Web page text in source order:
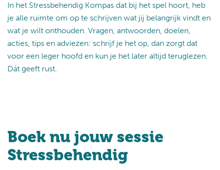
In het Stressbehendig Kompas dat bij het spel hoort, heb
je alle ruimte om op te schrijven wat jij belangrijk vindt en
wat je wilt onthouden. Vragen, antwoorden, doelen,
acties, tips en adviezen: schrijf je het op, dan zorgt dat
voor een leger hoofd en kun je het later altijd teruglezen.
Dát geeft rust.
Boek nu jouw sessie
Stressbehendig